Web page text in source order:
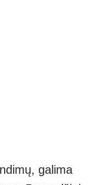
galima